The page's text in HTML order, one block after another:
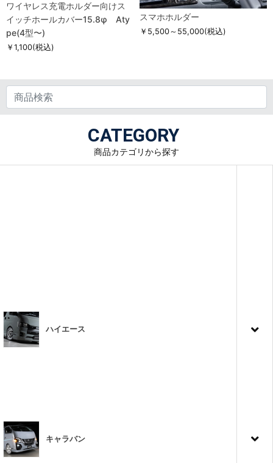
ワイヤレス充電ホルダー向けス
イッチホールカバー15.8φ Aty
pe(4型〜)
￥1,100(税込)
スマホホルダー
￥5,500～55,000(税込)
CATEGORY
商品カテゴリから探す
ハイエース
キャラバン